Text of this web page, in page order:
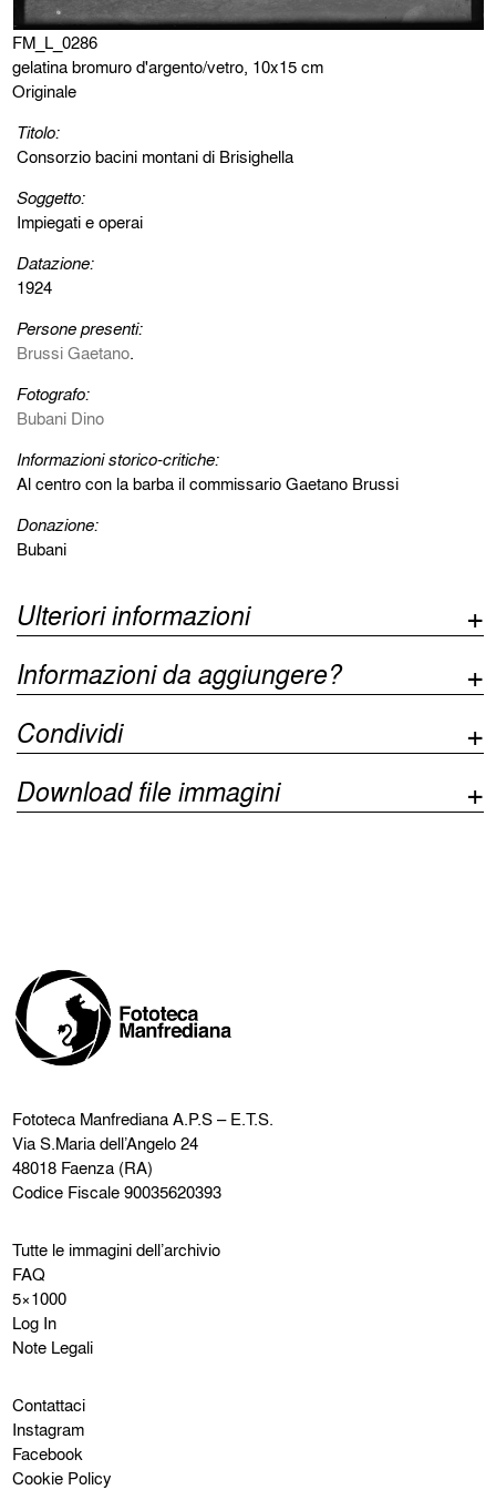
FM_L_0286
gelatina bromuro d'argento/vetro, 10x15 cm
Originale
Titolo:
Consorzio bacini montani di Brisighella
Soggetto:
Impiegati e operai
Datazione:
1924
Persone presenti:
Brussi Gaetano.
Fotografo:
Bubani Dino
Informazioni storico-critiche:
Al centro con la barba il commissario Gaetano Brussi
Donazione:
Bubani
Ulteriori informazioni
Informazioni da aggiungere?
Condividi
Download file immagini
Fototeca ManfredianaA.P.S – E.T.S.
Via S.Maria dell’Angelo 24
48018 Faenza (RA)
Codice Fiscale 90035620393
Tutte le immagini dell’archivio
FAQ
5×1000
Log In
Note Legali
Contattaci
Instagram
Facebook
Cookie Policy